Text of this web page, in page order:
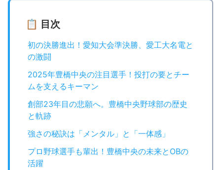
📋 目次
初の決勝進出！愛知大会準決勝、愛工大名電と
の激闘
2025年豊橋中央の注目選手！投打の要とチー
ムを支えるキーマン
創部23年目の悲願へ。豊橋中央野球部の歴史
と軌跡
強さの秘訣は「メンタル」と「一体感」
プロ野球選手も輩出！豊橋中央の未来とOBの
活躍